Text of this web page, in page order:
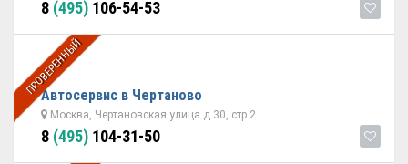
8 (495) 106-54-53
ПРОВЕРЕННЫЙ
Автосервис в Чертаново
Москва, Чертановская улица д.30, стр.2
8 (495) 104-31-50